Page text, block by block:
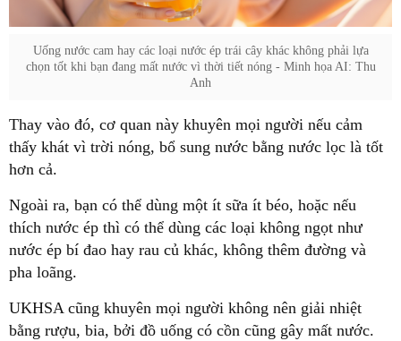
Uống nước cam hay các loại nước ép trái cây khác không phải lựa
chọn tốt khi bạn đang mất nước vì thời tiết nóng - Minh họa AI: Thu
Anh
Thay vào đó, cơ quan này khuyên mọi người nếu cảm
thấy khát vì trời nóng, bổ sung nước bằng nước lọc là tốt
hơn cả.
Ngoài ra, bạn có thể dùng một ít sữa ít béo, hoặc nếu
thích nước ép thì có thể dùng các loại không ngọt như
nước ép bí đao hay rau củ khác, không thêm đường và
pha loãng.
UKHSA cũng khuyên mọi người không nên giải nhiệt
bằng rượu, bia, bởi đồ uống có cồn cũng gây mất nước.